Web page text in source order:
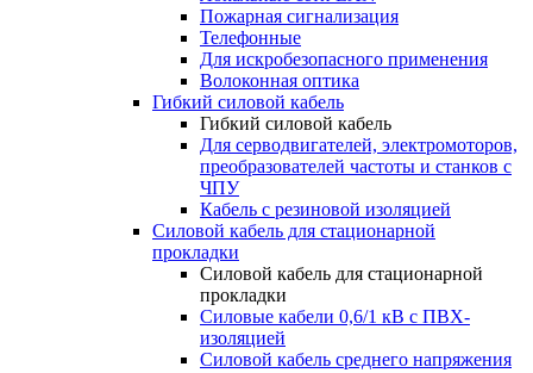
Пожарная сигнализация
Телефонные
Для искробезопасного применения
Волоконная оптика
Гибкий силовой кабель
Гибкий силовой кабель
Для серводвигателей, электромоторов,
преобразователей частоты и станков с
ЧПУ
Кабель с резиновой изоляцией
Силовой кабель для стационарной
прокладки
Силовой кабель для стационарной
прокладки
Силовые кабели 0,6/1 кВ с ПВХ-
изоляцией
Силовой кабель среднего напряжения